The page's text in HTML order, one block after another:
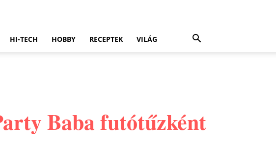
HI-TECH HOBBY RECEPTEK VILÁG
Baba futótűzként